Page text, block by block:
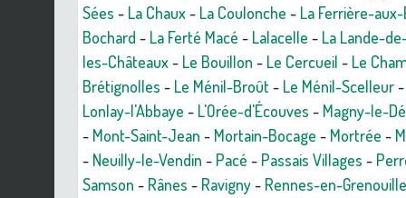
Sées - La Chaux - La Coulonche - La Ferrière-
Bochard - La Ferté Macé - Lalacelle - La Lande-
les-Châteaux - Le Bouillon - Le Cercueil - Le
Brétignolles - Le Ménil-Broût- Le Ménil-Scelleur
Lonlay-l'Abbaye - L'Orée-d'Écouves - Magny-le-
- Mont-Saint-Jean - Mortain-Bocage - Mortrée -
- Neuilly-le-Vendin - Pacé - Passais Villages -
Samson - Rânes - Ravigny- Rennes-en-